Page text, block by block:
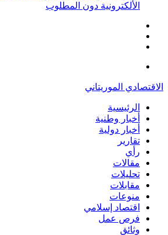
الألكترونية دون المطلوب
الاقتصادي الموريتاني
الرئيسية
أخبار وطنية
أخبار دولية
تقارير
رأي
مقالات
تحليلات
مقابلات
منوعات
اقتصاد إسلامي
فرص عمل
وثائق